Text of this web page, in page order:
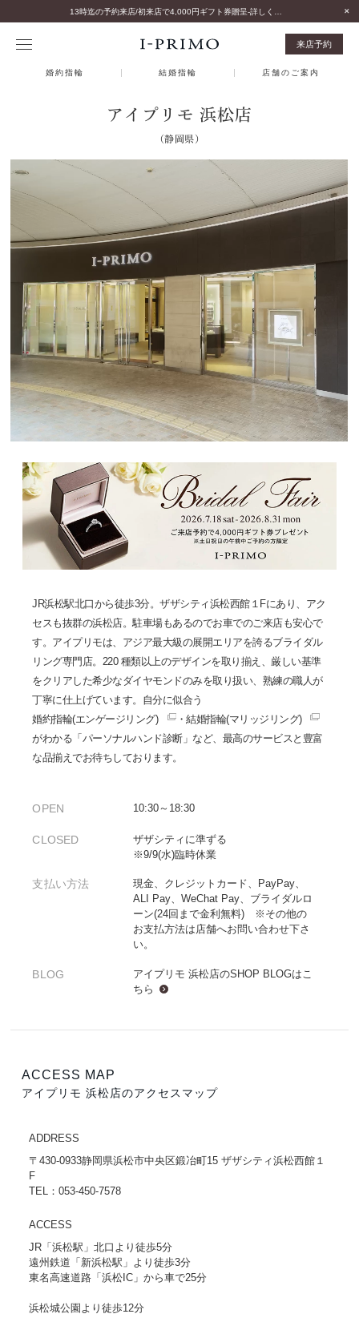
来店予約
婚約指輪 結婚指輪 店舗のご案内
アイプリモ 浜松店
（静岡県）
JR浜松駅北口から徒歩3分。ザザシティ浜松西館１Fにあり、アク
セスも抜群の浜松店。駐車場もあるのでお車でのご来店も安心で
す。アイプリモは、アジア最大級の展開エリアを誇るブライダル
リング専門店。220 種類以上のデザインを取り揃え、厳しい基準
をクリアした希少なダイヤモンドのみを取り扱い、熟練の職人が
丁寧に仕上げています。自分に似合う
婚約指輪(エンゲージリング)
・結婚指輪(マリッジリング)
がわかる「パーソナルハンド診断」など、最高のサービスと豊富
な品揃えでお待ちしております。
OPEN 10:30～18:30
CLOSED
ザザシティに準ずる
※9/9(水)臨時休業
支払い方法
現金、クレジットカード、PayPay、
ALI Pay、WeChat Pay、ブライダルロ
ーン(24回まで金利無料) ※その他の
お支払方法は店舗へお問い合わせ下さ
い。
BLOG アイプリモ 浜松店のSHOP BLOGはこ
ちら
ACCESS MAP
アイプリモ 浜松店のアクセスマップ
ADDRESS
〒430-0933静岡県浜松市中央区鍛冶町15 ザザシティ浜松西館１
F
TEL：053-450-7578
ACCESS
JR「浜松駅」北口より徒歩5分
遠州鉄道「新浜松駅」より徒歩3分
東名高速道路「浜松IC」から車で25分
浜松城公園より徒歩12分